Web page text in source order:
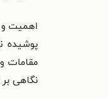
اهمیت و
پوشیده
مقامات
نگاهی